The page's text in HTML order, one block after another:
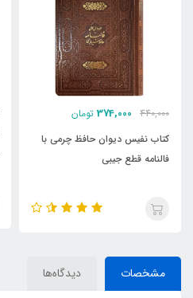
440,000
374,000 تومان
کتاب نفیس دیوان حافظ چرمی با
فالنامه قطع جیبی
مشخصات دیدگاه‌ها